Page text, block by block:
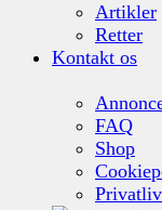
Artikler
Retter
Kontakt os
FAQ
Shop